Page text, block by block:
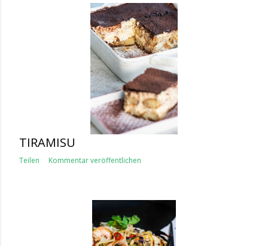
TIRAMISU
Teilen Kommentar veröffentlichen